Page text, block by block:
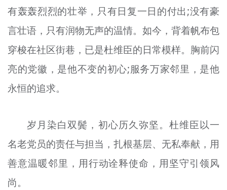
有轰轰烈烈的壮举，只有日复一日的付出;没有豪
言壮语，只有润物无声的温情。如今，背着帆布包
穿梭在社区街巷，已是杜维臣的日常模样。胸前闪
亮的党徽，是他不变的初心;服务万家邻里，是他
永恒的追求。
岁月染白双鬓，初心历久弥坚。杜维臣以一
名老党员的责任与担当，扎根基层、无私奉献，用
善意温暖邻里，用行动诠释使命，用坚守引领风
尚。